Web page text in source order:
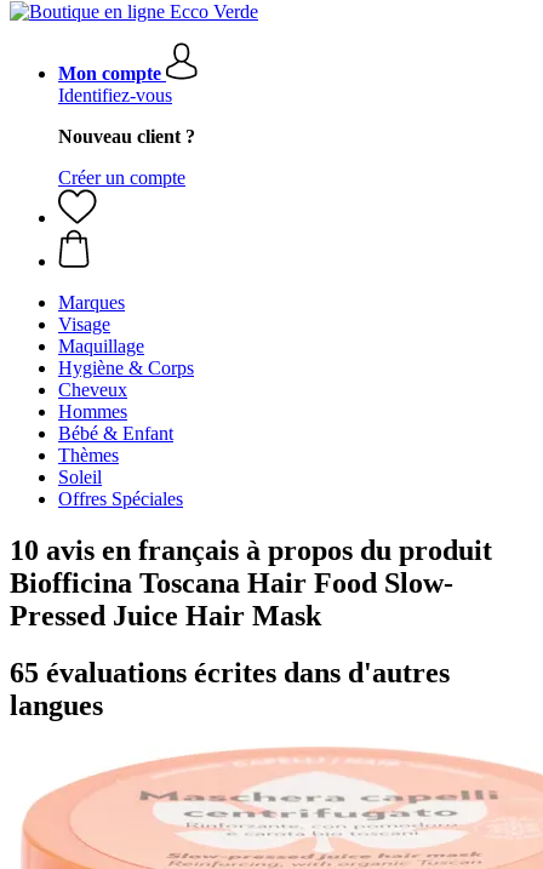
Mon compte
Identifiez-vous
Nouveau client ?
Créer un compte
Marques
Visage
Maquillage
Hygiène & Corps
Cheveux
Hommes
Bébé & Enfant
Thèmes
Soleil
Offres Spéciales
10 avis en français à propos du produit
Biofficina Toscana Hair Food Slow-
Pressed Juice Hair Mask
65 évaluations écrites dans d'autres
langues